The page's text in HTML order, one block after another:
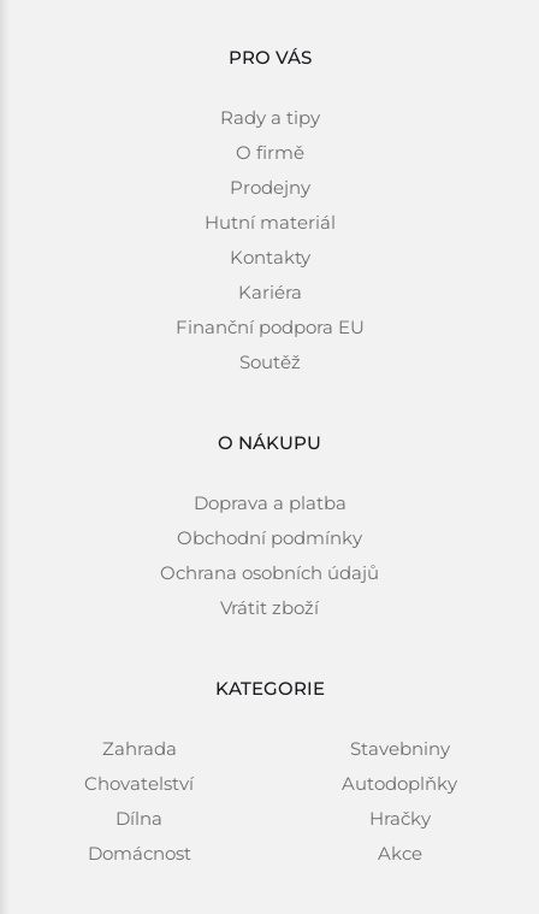
PRO VÁS
Rady a tipy
O firmě
Prodejny
Hutní materiál
Kontakty
Kariéra
Finanční podpora EU
Soutěž
O NÁKUPU
Doprava a platba
Obchodní podmínky
Ochrana osobních údajů
Vrátit zboží
KATEGORIE
Zahrada
Chovatelství
Dílna
Domácnost
Stavebniny
Autodoplňky
Hračky
Akce